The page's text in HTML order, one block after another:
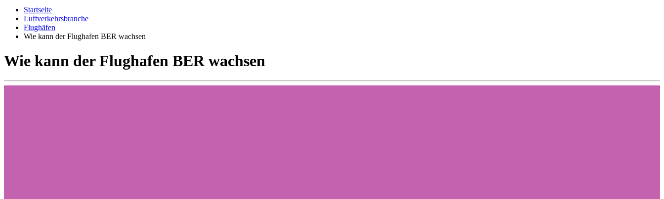
Startseite
Luftverkehrsbranche
Flughäfen
Wie kann der Flughafen BER wachsen
Wie kann der Flughafen BER wachsen